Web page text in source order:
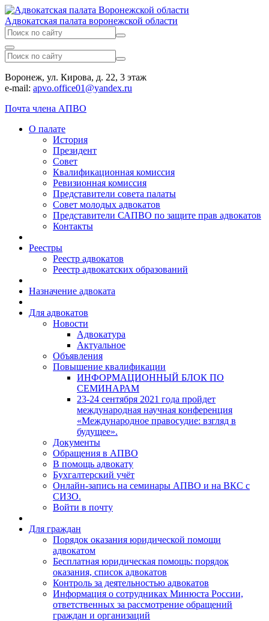
Адвокатская палата воронежской области
Воронеж, ул. Кирова, д. 22, 3 этаж
e-mail: apvo.office01@yandex.ru
Почта члена АПВО
О палате
История
Президент
Совет
Квалификационная комиссия
Ревизионная комиссия
Представители совета палаты
Совет молодых адвокатов
Представители САПВО по защите прав адвокатов
Контакты
Реестры
Реестр адвокатов
Реестр адвокатских образований
Назначение адвоката
Для адвокатов
Новости
Адвокатура
Актуальное
Объявления
Повышение квалификации
ИНФОРМАЦИОННЫЙ БЛОК ПО
СЕМИНАРАМ
23-24 сентября 2021 года пройдет
международная научная конференция
«Международное правосудие: взгляд в
будущее».
Документы
Обращения в АПВО
В помощь адвокату
Бухгалтерский учёт
Онлайн-запись на семинары АПВО и на ВКС с
СИЗО.
Войти в почту
Для граждан
Порядок оказания юридической помощи
адвокатом
Бесплатная юридическая помощь: порядок
оказания, список адвокатов
Контроль за деятельностью адвокатов
Информация о сотрудниках Минюста России,
ответственных за рассмотрение обращений
граждан и организаций